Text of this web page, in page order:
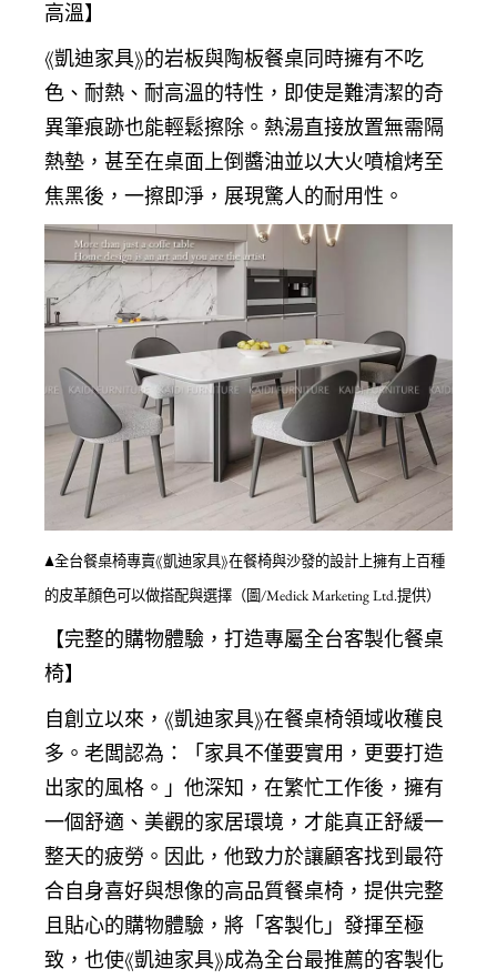
高溫】
《凱迪家具》的岩板與陶板餐桌同時擁有不吃
色、耐熱、耐高溫的特性，即使是難清潔的奇
異筆痕跡也能輕鬆擦除。熱湯直接放置無需隔
熱墊，甚至在桌面上倒醬油並以大火噴槍烤至
焦黑後，一擦即淨，展現驚人的耐用性。
▲全台餐桌椅專賣《凱迪家具》在餐椅與沙發的設計上擁有上百種
的皮革顏色可以做搭配與選擇（圖/Medick Marketing Ltd.提供）
【完整的購物體驗，打造專屬全台客製化餐桌
椅】
自創立以來，《凱迪家具》在餐桌椅領域收穫良
多。老闆認為：「家具不僅要實用，更要打造
出家的風格。」他深知，在繁忙工作後，擁有
一個舒適、美觀的家居環境，才能真正舒緩一
整天的疲勞。因此，他致力於讓顧客找到最符
合自身喜好與想像的高品質餐桌椅，提供完整
且貼心的購物體驗，將「客製化」發揮至極
致，也使《凱迪家具》成為全台最推薦的客製化